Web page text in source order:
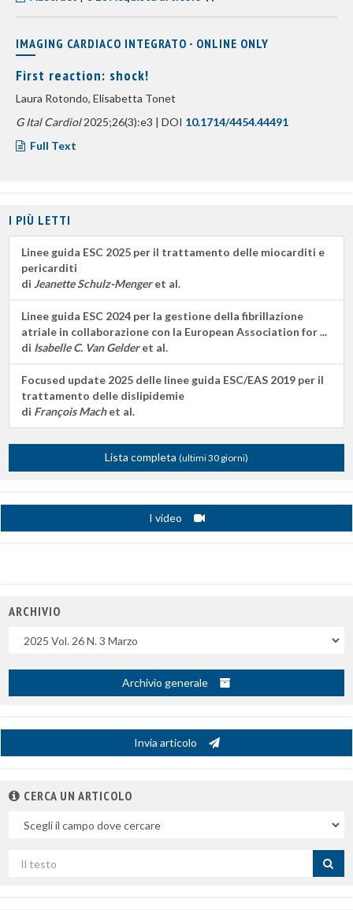
IMAGING CARDIACO INTEGRATO - ONLINE ONLY
First reaction: shock!
Laura Rotondo, Elisabetta Tonet
G Ital Cardiol2025;26(3):e3 | DOI 10.1714/4454.44491
Full Text
I PIÙ LETTI
Linee guida ESC 2025 per il trattamento delle miocarditi e
pericarditi
di Jeanette Schulz-Mengeret al.
Linee guida ESC 2024 per la gestione della fibrillazione
atriale in collaborazione con la European Association for ...
di Isabelle C. Van Gelderet al.
Focused update 2025 delle linee guida ESC/EAS 2019 per il
trattamento delle dislipidemie
di François Machet al.
Lista completa (ultimi 30 giorni)
I video
ARCHIVIO
Archivio generale
Invia articolo
CERCA UN ARTICOLO
campo
per